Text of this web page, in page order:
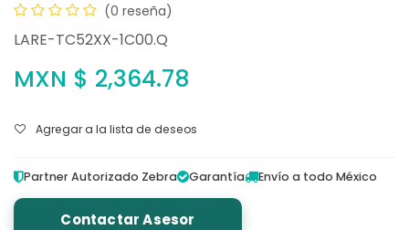
(0 reseña)
LARE-TC52XX-1C00.Q
MXN $ 2,364.78
Agregar a la lista de deseos
Partner Autorizado Zebra Garantía Envío a todo México
Contactar Asesor